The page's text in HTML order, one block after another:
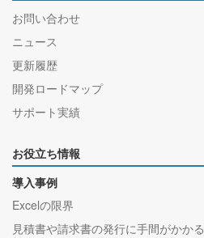
お問い合わせ
ニュース
更新履歴
開発ロードマップ
サポート実績
お役立ち情報
導入事例
Excelの限界
見積書や請求書の発行に手間がかかる